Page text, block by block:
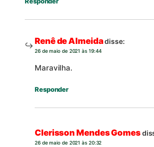
Renê de Almeidadisse:
26 de maio de 2021 às 19:44
Maravilha.
Responder
Clerisson Mendes Gomes
26 de maio de 2021 às 20:32